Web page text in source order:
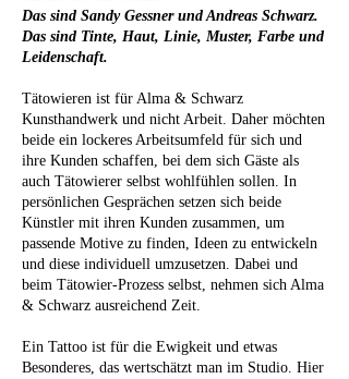
Das sind Sandy Gessner und Andreas Schwarz.
Das sind Tinte, Haut, Linie, Muster, Farbe und
Leidenschaft.
Tätowieren ist für Alma & Schwarz
Kunsthandwerk und nicht Arbeit. Daher möchten
beide ein lockeres Arbeitsumfeld für sich und
ihre Kunden schaffen, bei dem sich Gäste als
auch Tätowierer selbst wohlfühlen sollen. In
persönlichen Gesprächen setzen sich beide
Künstler mit ihren Kunden zusammen, um
passende Motive zu finden, Ideen zu entwickeln
und diese individuell umzusetzen. Dabei und
beim Tätowier-Prozess selbst, nehmen sich Alma
& Schwarz ausreichend Zeit.
Ein Tattoo ist für die Ewigkeit und etwas
Besonderes, das wertschätzt man im Studio. Hier